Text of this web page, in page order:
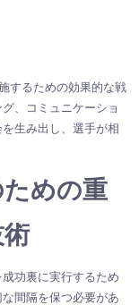
するための効果的な戦
、コミュニケーショ
生み出し、選手が相
めの重
功裏に実行するため
間隔を保つ必要があ